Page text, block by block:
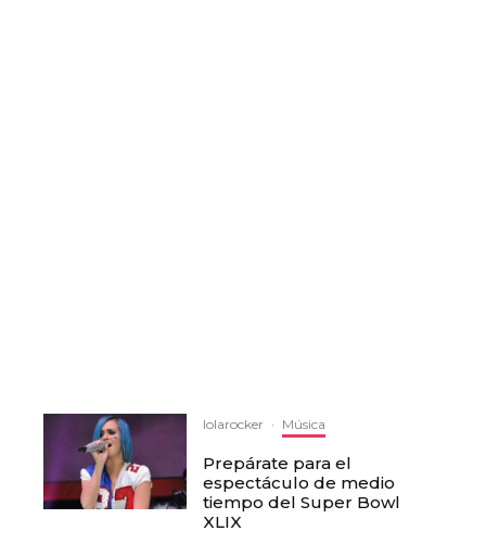
lolarocker · Música
Prepárate para el
espectáculo de medio
tiempo del Super Bowl
XLIX